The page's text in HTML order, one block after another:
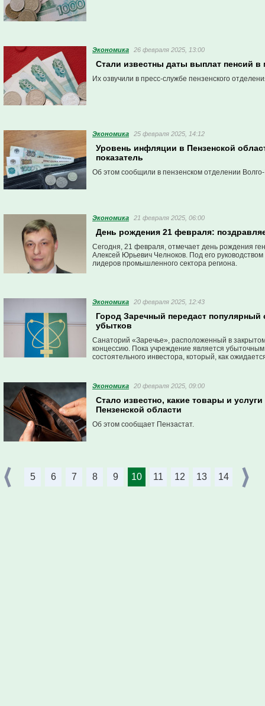
Экономика 26 февраля 2025, 13:00
Стали известны даты выплат пенсий в
Их озвучили в пресс-службе пензенского
Экономика 25 февраля 2025, 14:12
Уровень инфляции в Пензенской
показатель
Об этом сообщили в пензенском отделении
Экономика 21 февраля 2025, 06:00
День рождения 21 февраля:
Сегодня, 21 февраля, отмечает день рождения
Алексей Юрьевич Челноков. Под его
лидеров промышленного сектора региона.
Экономика 20 февраля 2025, 12:43
Город Заречный передаст популярный
убытков
Санаторий «Заречье», расположенный в
концессию. Пока учреждение является
состоятельного инвестора, который, как
Экономика 20 февраля 2025, 09:00
Стало известно, какие товары и
Пензенской области
Об этом сообщает Пензастат.
5 6 7 8 9 10 11 12 13 14